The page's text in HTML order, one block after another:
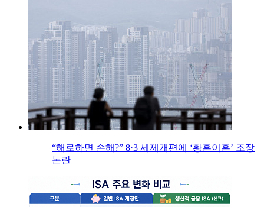
“해로하면 손해?” 8·3 세제개편에 ‘황혼이혼’ 조장
논란